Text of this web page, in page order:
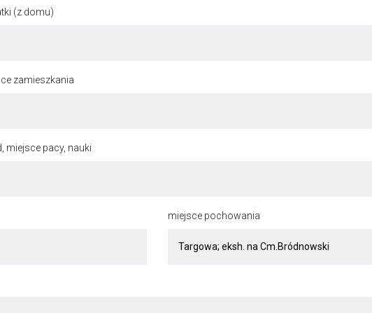
(z domu)
zamieszkania
miejsce pacy, nauki
miejsce pochowania